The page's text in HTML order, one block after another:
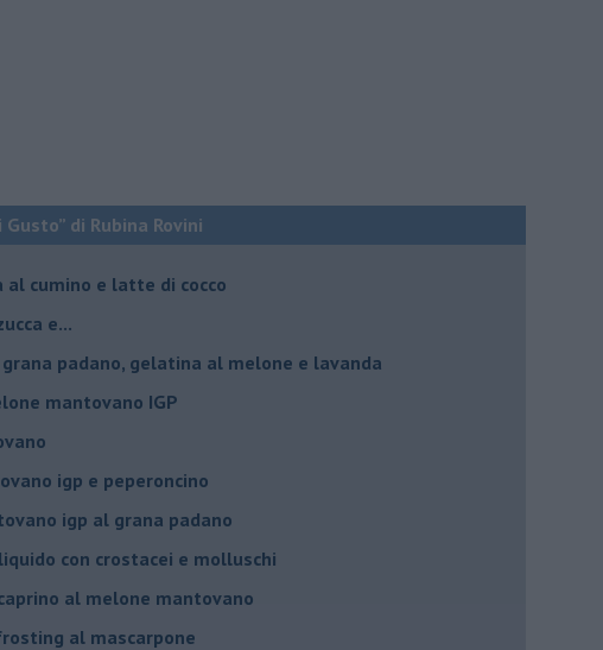
di Rubina Rovini
cumino e latte di cocco
e...
padano, gelatina al melone e lavanda
mantovano IGP
igp e peperoncino
igp al grana padano
con crostacei e molluschi
al melone mantovano
al mascarpone